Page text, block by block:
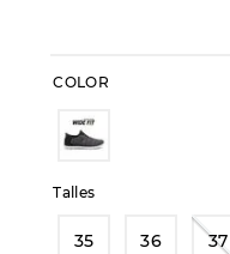
COLOR
Talles
35 36 37